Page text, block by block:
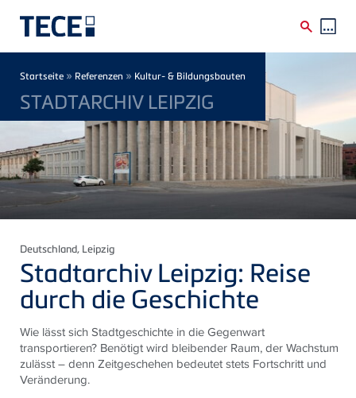
Breadcrumb
Startseite » Referenzen » Kultur- & Bildungsbauten
STADTARCHIV LEIPZIG
Deutschland, Leipzig
Stadtarchiv Leipzig: Reise
durch die Geschichte
Wie lässt sich Stadtgeschichte in die Gegenwart
transportieren? Benötigt wird bleibender Raum, der Wachstum
zulässt – denn Zeitgeschehen bedeutet stets Fortschritt und
Veränderung.